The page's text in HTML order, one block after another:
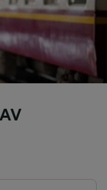
precisi.
del
e/o
prestazioni